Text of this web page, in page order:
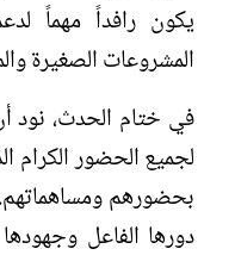
يكون رافداً مهماً
المشروعات الصغيرة
في ختام الحدث، نود
لجميع الحضور الكرام
دورها الفاعل